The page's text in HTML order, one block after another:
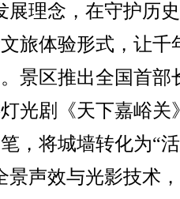
展理念，在守护历
旅体验形式，让千
景区推出全国首部
光剧《天下嘉峪关
，将城墙转化为“
景声效与光影技术